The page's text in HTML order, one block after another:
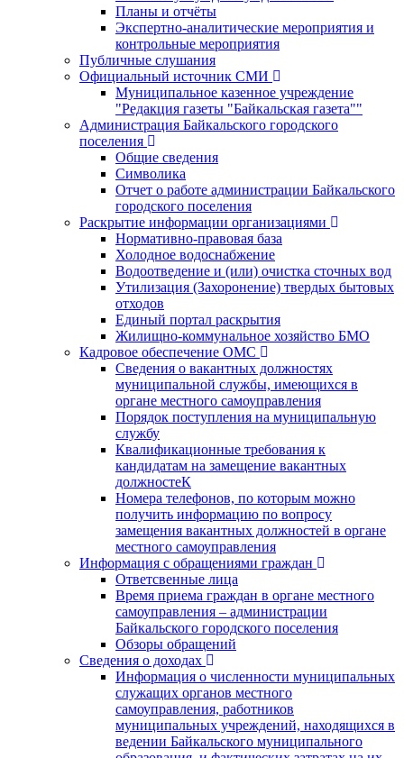
Планы и отчёты
Экспертно-аналитические мероприятия и
контрольные мероприятия
Публичные слушания
Официальный источник СМИ
Муниципальное казенное учреждение
"Редакция газеты "Байкальская газета""
Администрация Байкальского городского
поселения
Общие сведения
Символика
Отчет о работе администрации Байкальского
городского поселения
Раскрытие информации организациями
Нормативно-правовая база
Холодное водоснабжение
Водоотведение и (или) очистка сточных вод
Утилизация (Захоронение) твердых бытовых
отходов
Единый портал раскрытия
Жилищно-коммунальное хозяйство БМО
Кадровое обеспечение ОМС
Сведения о вакантных должностях
муниципальной службы, имеющихся в
органе местного самоуправления
Порядок поступления на муниципальную
службу
Квалификационные требования к
кандидатам на замещение вакантных
должностеК
Номера телефонов, по которым можно
получить информацию по вопросу
замещения вакантных должностей в органе
местного самоуправления
Информация с обращениями граждан
Ответсвенные лица
Время приема граждан в органе местного
самоуправления – администрации
Байкальского городского поселения
Обзоры обращений
Сведения о доходах
Информация о численности муниципальных
служащих органов местного
самоуправления, работников
муниципальных учреждений, находящихся в
ведении Байкальского муниципального